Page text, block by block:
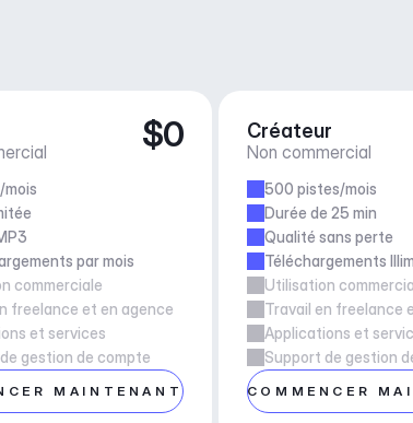
$0
par mois
commerciale
freelance et en agence
et services
gestion de compte
MAINTENANT
Créateur
Non commercial
500 pistes/mois
Durée de 25 min
Qualité sans perte
Téléchargements
Utilisation
Travail en freelance
Applications et
Support de gestion
COMMENCER